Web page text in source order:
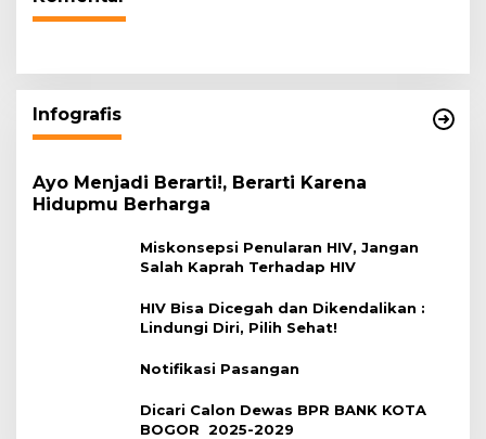
Infografis
Ayo Menjadi Berarti!, Berarti Karena
Hidupmu Berharga
Miskonsepsi Penularan HIV, Jangan
Salah Kaprah Terhadap HIV
HIV Bisa Dicegah dan Dikendalikan :
Lindungi Diri, Pilih Sehat!
Notifikasi Pasangan
Dicari Calon Dewas BPR BANK KOTA
BOGOR 2025-2029